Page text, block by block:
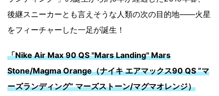
後継スニーカーとも言えそうな人類の次の目的地――火星
をフィーチャーした一足が誕生！
「Nike Air Max 90 QS "Mars Landing" Mars
Stone/Magma Orange（ナイキ エアマックス90 QS ”マ
ーズランディング” マーズストーン/マグマオレンジ）